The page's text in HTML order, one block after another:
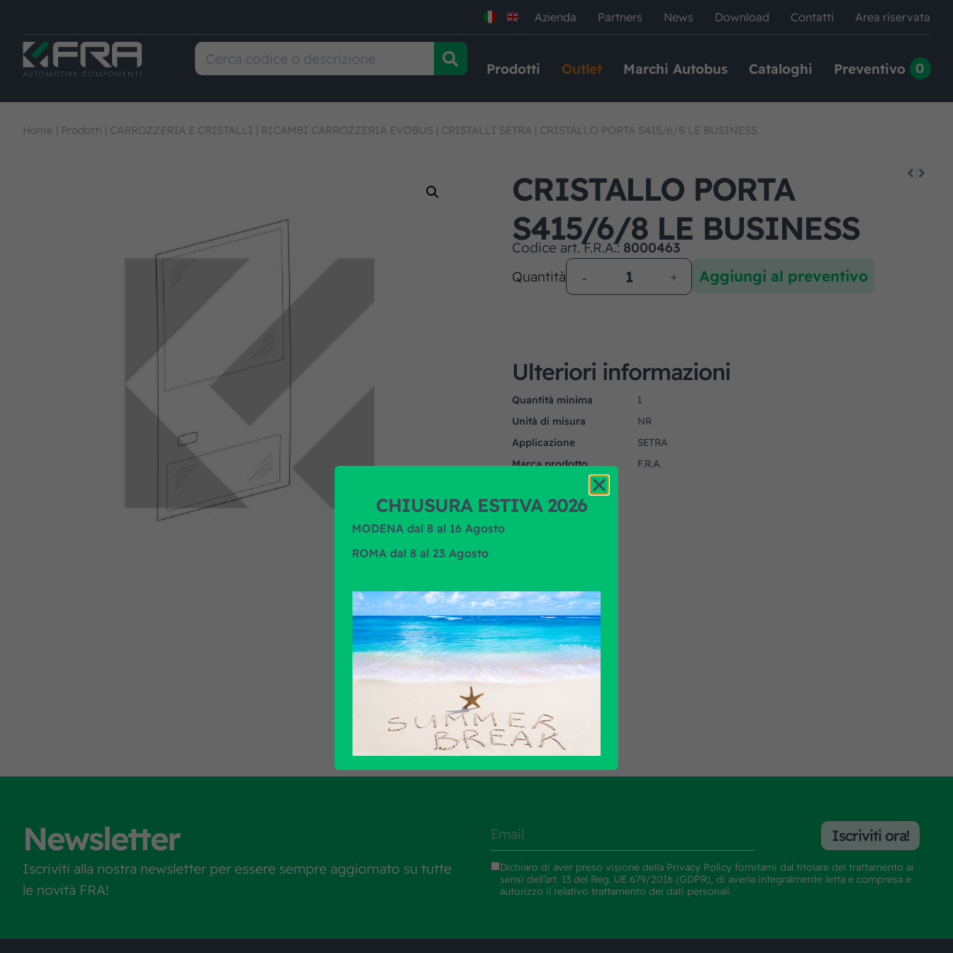
Azienda Partners News Download Contatti Area riservata
Prodotti Outlet Marchi Autobus Cataloghi Preventivo 0
Home | Prodotti | CARROZZERIA E CRISTALLI | RICAMBI CARROZZERIA EVOBUS | CRISTALLI SETRA | CRISTALLO PORTA S415/6/8 LE BUSINESS
CRISTALLO PORTA
S415/6/8 LE BUSINESS
Codice art. F.R.A.: 8000463
Quantità
Aggiungi al preventivo
Ulteriori informazioni
Quantità minima
1
Unità di misura
NR
Applicazione
SETRA
Marca prodotto
F.R.A.
Scopri tutti i prodotti
Newsletter
Iscriviti alla nostra newsletter per essere sempre aggiornato su tutte
le novità FRA!
Dichiaro di aver preso visione della Privacy Policy fornitami dal titolare del trattamento ai
sensi dell’art. 13 del Reg. UE 679/2016 (GDPR), di averla integralmente letta e compresa e
autorizzo il relativo trattamento dei dati personali.
Iscriviti ora!
CHIUSURA ESTIVA 2026
MODENA dal 8 al 16 Agosto
ROMA dal 8 al 23 Agosto